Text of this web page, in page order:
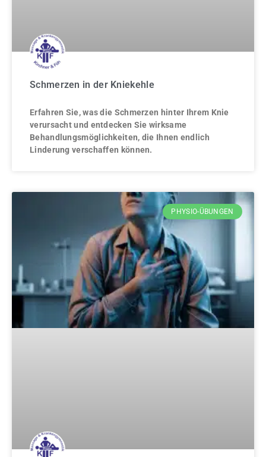
Schmerzen in der Kniekehle
Erfahren Sie, was die Schmerzen hinter Ihrem Knie
verursacht und entdecken Sie wirksame
Behandlungsmöglichkeiten, die Ihnen endlich
Linderung verschaffen können.
PHYSIO-ÜBUNGEN